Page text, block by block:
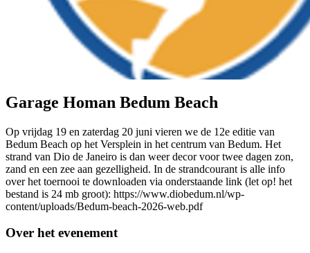
Garage Homan Bedum Beach
Op vrijdag 19 en zaterdag 20 juni vieren we de 12e editie van
Bedum Beach op het Versplein in het centrum van Bedum. Het
strand van Dio de Janeiro is dan weer decor voor twee dagen zon,
zand en een zee aan gezelligheid. In de strandcourant is alle info
over het toernooi te downloaden via onderstaande link (let op! het
bestand is 24 mb groot): https://www.diobedum.nl/wp-
content/uploads/Bedum-beach-2026-web.pdf
Over het evenement